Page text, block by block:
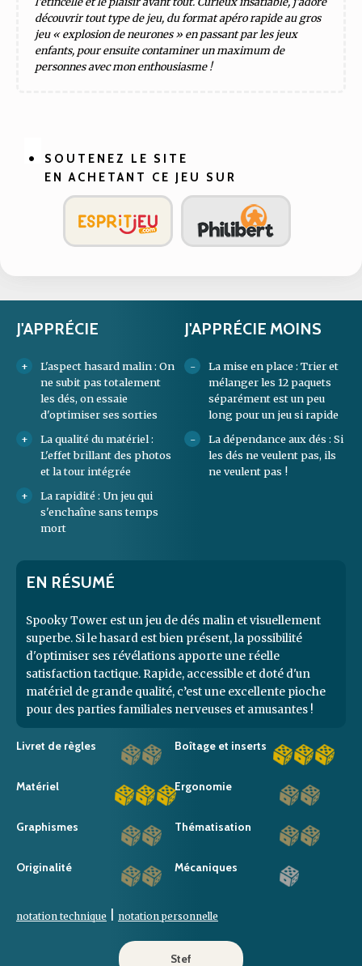
découvrir tout type de jeu, du format apéro rapide au gros
jeu « explosion de neurones » en passant par les jeux
enfants, pour ensuite contaminer un maximum de
personnes avec mon enthousiasme !
SOUTENEZ LE SITE
EN ACHETANT CE JEU SUR
J'APPRÉCIE
L'aspect hasard malin : On
ne subit pas totalement
les dés, on essaie
d'optimiser ses sorties
La qualité du matériel :
L'effet brillant des photos
et la tour intégrée
La rapidité : Un jeu qui
s'enchaîne sans temps
mort
J'APPRÉCIE MOINS
La mise en place : Trier et
mélanger les 12 paquets
séparément est un peu
long pour un jeu si rapide
La dépendance aux dés : Si
les dés ne veulent pas, ils
ne veulent pas !
EN RÉSUMÉ
Spooky Tower est un jeu de dés malin et visuellement
superbe. Si le hasard est bien présent, la possibilité
d'optimiser ses révélations apporte une réelle
satisfaction tactique. Rapide, accessible et doté d'un
matériel de grande qualité, c’est une excellente pioche
pour des parties familiales nerveuses et amusantes !
Livret de règles Boîtage et inserts
Matériel Ergonomie
Graphismes Thématisation
Originalité Mécaniques
notation technique notation personnelle
Stef